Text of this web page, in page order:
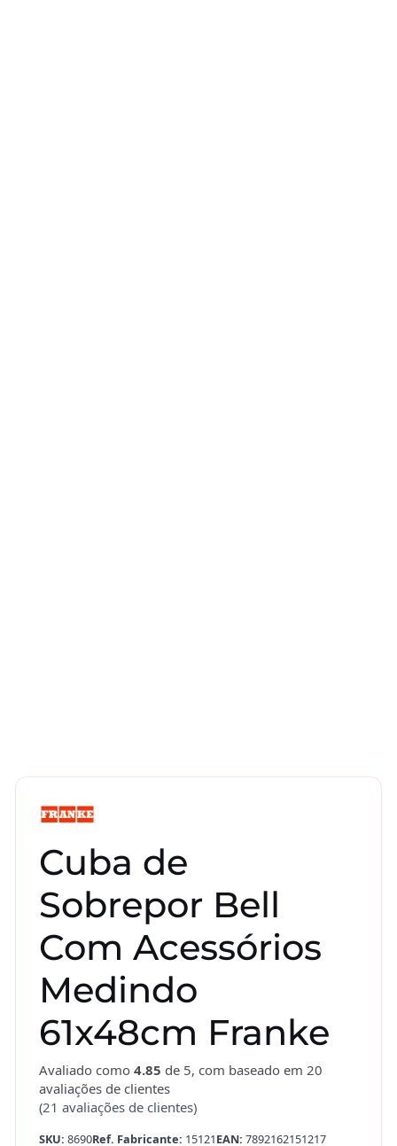
Cuba de
Sobrepor Bell
Com Acessórios
Medindo
61x48cm Franke
Avaliado como 4.85 de 5, com baseado em 20
avaliações de clientes
(21 avaliações de clientes)
SKU: 8690Ref. Fabricante: 15121EAN: 7892162151217